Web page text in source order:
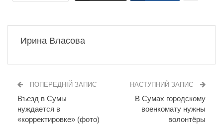
Ирина Власова
ПОПЕРЕДНІЙ ЗАПИС
Въезд в Сумы
нуждается в
«корректировке» (фото)
НАСТУПНИЙ ЗАПИС
В Сумах городскому
военкомату нужны
волонтёры